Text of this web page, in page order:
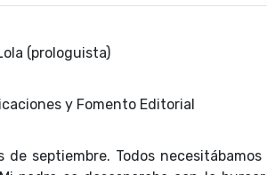
(prologuista)
y Fomento Editorial
de septiembre. Todos